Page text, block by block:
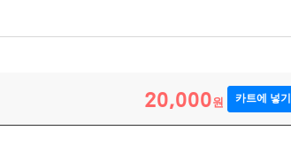
20,000원 카트에 넣기